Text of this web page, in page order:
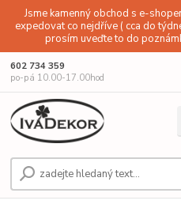
Jsme kamenný obchod s e-
expedovat co nejdříve ( cca do
prosím uveďte to do
602 734 359
po-pá 10.00-17.00hod